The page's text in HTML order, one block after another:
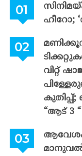
ഹീറോ;
വിറ്റ്
“ആട് 3 “
മാനുവൽ